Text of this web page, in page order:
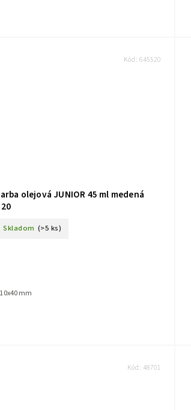
olejová JUNIOR 45 ml medená
Skladom (>5 ks)
mm
Kód: 645520
Kód: 48701